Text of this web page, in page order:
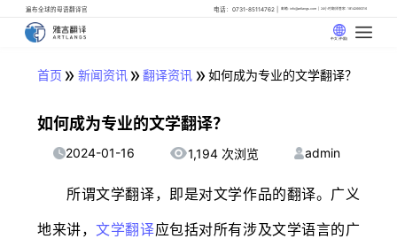
遍布全球的母语翻译官 电话：0731-85114762 邮箱: info@artlangs.com 24小时翻译管家: 18142666316
中文 (中国)
首页 » 新闻资讯» 翻译资讯 » 如何成为专业的文学翻译？
如何成为专业的文学翻译？
2024-01-16 1,194 次浏览 admin
所谓文学翻译，即是对文学作品的翻译。广义
地来讲，文学翻译应包括对所有涉及文学语言的广